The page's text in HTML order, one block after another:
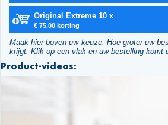
Original Extreme 10 x
€ 75.00 korting
Maak hier boven uw keuze. Hoe groter uw
krijgt. Klik op een vlak en uw bestelling komt
Product-videos: